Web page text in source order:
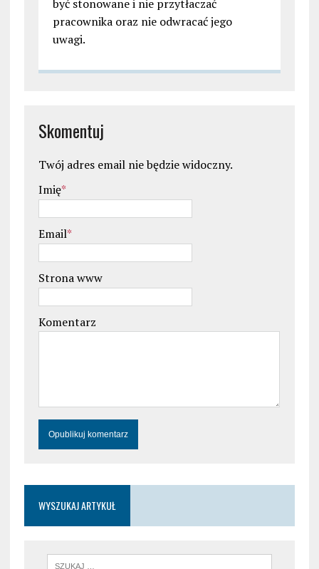
być stonowane i nie przytłaczać
pracownika oraz nie odwracać jego
uwagi.
Skomentuj
Twój adres email nie będzie widoczny.
Imię*
Email*
Strona www
Komentarz
WYSZUKAJ ARTYKUŁ